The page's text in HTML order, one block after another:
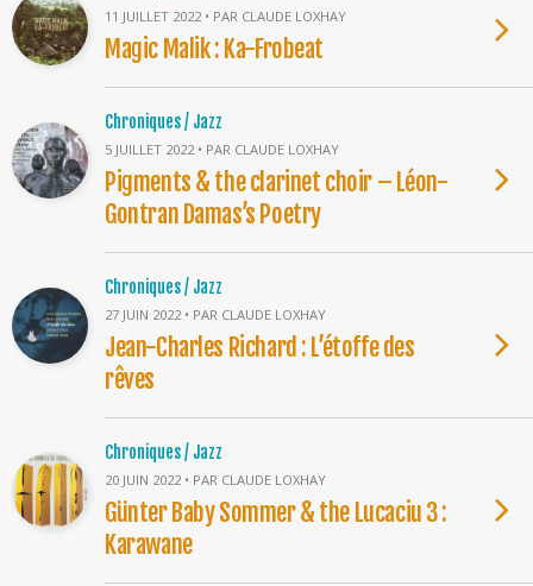
11 JUILLET 2022 • PAR CLAUDE LOXHAY
Magic Malik : Ka-Frobeat
Chroniques / Jazz
5 JUILLET 2022 • PAR CLAUDE LOXHAY
Pigments & the clarinet choir – Léon-
Gontran Damas’s Poetry
Chroniques / Jazz
27 JUIN 2022 • PAR CLAUDE LOXHAY
Jean-Charles Richard : L’étoffe des
rêves
Chroniques / Jazz
20 JUIN 2022 • PAR CLAUDE LOXHAY
Günter Baby Sommer & the Lucaciu 3 :
Karawane